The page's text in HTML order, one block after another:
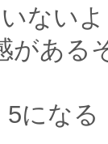
ない
ある
になる